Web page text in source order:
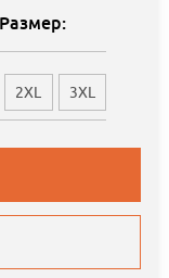
Размер:
2XL 3XL